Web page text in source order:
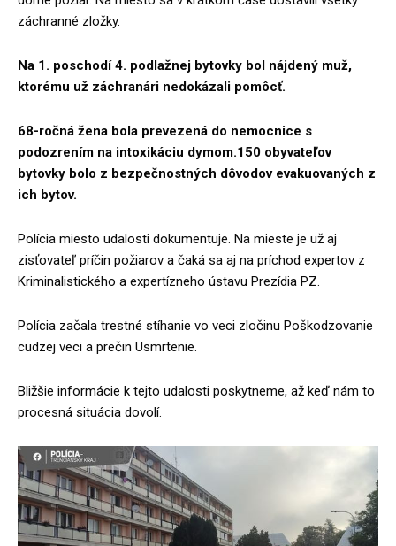
záchranné zložky.
Na 1. poschodí 4. podlažnej bytovky bol nájdený muž,
ktorému už záchranári nedokázali pomôcť.
68-ročná žena bola prevezená do nemocnice s
podozrením na intoxikáciu dymom.150 obyvateľov
bytovky bolo z bezpečnostných dôvodov evakuovaných z
ich bytov.
Polícia miesto udalosti dokumentuje. Na mieste je už aj
zisťovateľ príčin požiarov a čaká sa aj na príchod expertov z
Kriminalistického a expertízneho ústavu Prezídia PZ.
Polícia začala trestné stíhanie vo veci zločinu Poškodzovanie
cudzej veci a prečin Usmrtenie.
Bližšie informácie k tejto udalosti poskytneme, až keď nám to
procesná situácia dovolí.